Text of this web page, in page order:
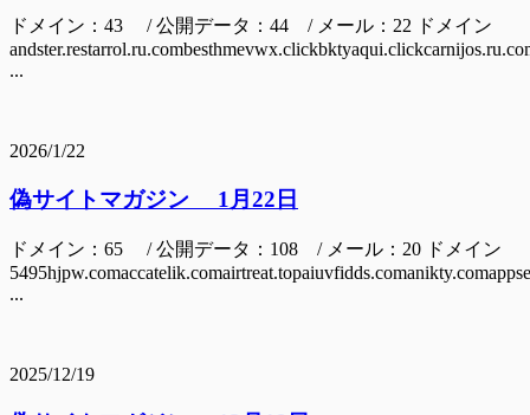
ドメイン：43 / 公開データ：44 / メール：22 ドメイン
...
2026/1/22
偽サイトマガジン 1月22日
ドメイン：65 / 公開データ：108 / メール：20 ドメイン
...
2025/12/19